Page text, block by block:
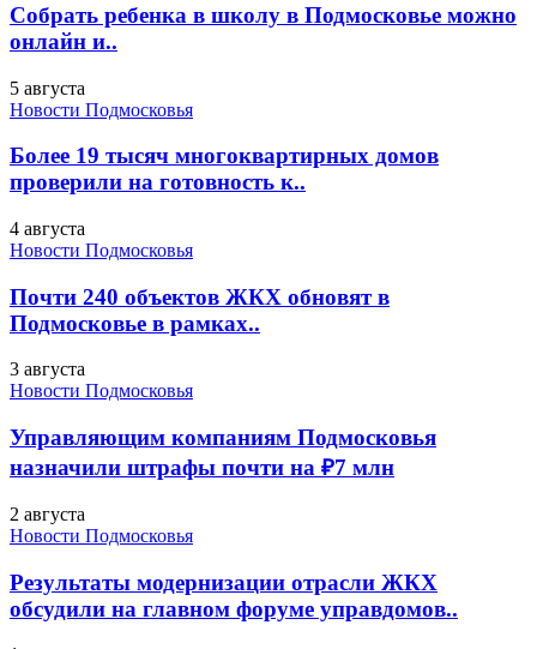
Собрать ребенка в школу в Подмосковье можно
онлайн и..
5 августа
Новости Подмосковья
Более 19 тысяч многоквартирных домов
проверили на готовность к..
4 августа
Новости Подмосковья
Почти 240 объектов ЖКХ обновят в
Подмосковье в рамках..
3 августа
Новости Подмосковья
Управляющим компаниям Подмосковья
назначили штрафы почти на ₽7 млн
2 августа
Новости Подмосковья
Результаты модернизации отрасли ЖКХ
обсудили на главном форуме управдомов..